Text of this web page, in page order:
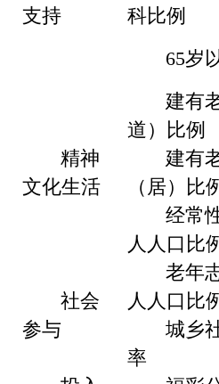
支持
科比例
65岁
精神
文化生活
建有
道）比例
建有
（居）比
经常
人人口比
社会
参与
老年
人人口比
城乡
率